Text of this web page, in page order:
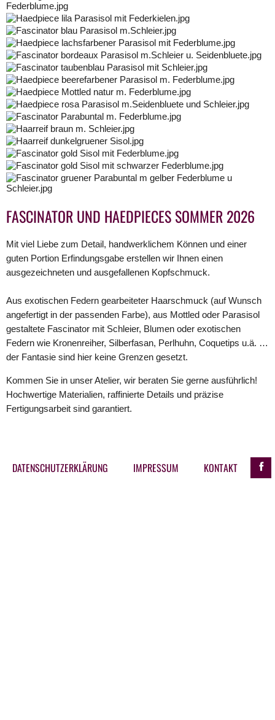
FASCINATOR UND HAEDPIECES SOMMER 2026
Mit viel Liebe zum Detail, handwerklichem Können und einer
guten Portion Erfindungsgabe erstellen wir Ihnen einen
ausgezeichneten und ausgefallenen Kopfschmuck.
Aus exotischen Federn gearbeiteter Haarschmuck (auf Wunsch
angefertigt in der passenden Farbe), aus Mottled oder Parasisol
gestaltete Fascinator mit Schleier, Blumen oder exotischen
Federn wie Kronenreiher, Silberfasan, Perlhuhn, Coquetips u.ä. …
der Fantasie sind hier keine Grenzen gesetzt.
Kommen Sie in unser Atelier, wir beraten Sie gerne ausführlich!
Hochwertige Materialien, raffinierte Details und präzise
Fertigungsarbeit sind garantiert.
ÜBERSPRINGEN
DATENSCHUTZERKLÄRUNG IMPRESSUM KONTAKT